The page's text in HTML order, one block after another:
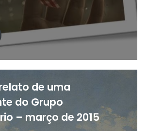
de uma
do Grupo
– março de 2015